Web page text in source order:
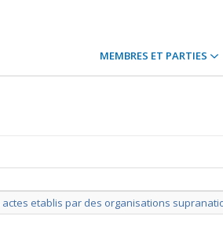
MEMBRES ET PARTIES
etablis par des organisations